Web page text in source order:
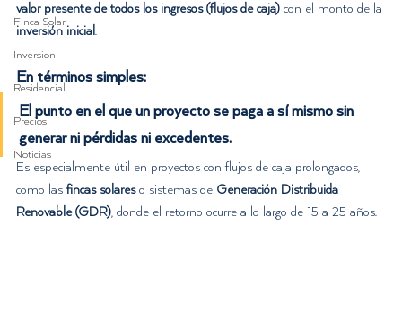
Finca Solar
Inversion
Residencial
Precios
Noticias
valor presente de todos los ingresos (flujos de caja) con el monto de la
inversión inicial.
En términos simples:
El punto en el que un proyecto se paga a sí mismo sin
generar ni pérdidas ni excedentes.
Es especialmente útil en proyectos con flujos de caja prolongados,
como las fincas solares o sistemas de Generación Distribuida
Renovable (GDR), donde el retorno ocurre a lo largo de 15 a 25 años.